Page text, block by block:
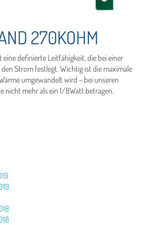
270KOHM
eine definierte Leitfähigkeit, die bei einer
Strom festlegt. Wichtig ist die maximale
umgewandelt wird – bei unseren
nicht mehr als ein 1/8Watt betragen.